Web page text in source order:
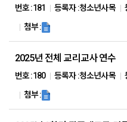
번호 :181 등록자 :청소년사목
첨부 :
2025년 전체 교리교사 연수
번호 :180 등록자 :청소년사목
첨부 :